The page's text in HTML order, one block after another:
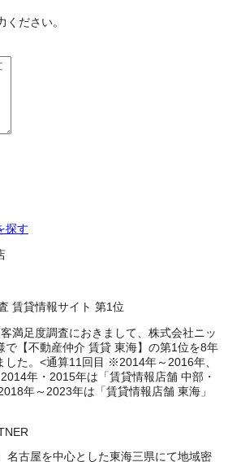
ださい。
探す
満足度調査におきまして、株式会社ニッ
で【不動産仲介 賃貸 東海】の第1位を8年
した。<通算11回目 ※2014年～2016年、
年・2015年は「賃貸情報店舗 中部・
年～2023年は「賃貸情報店舗 東海」
名古屋を中心とした東海三県にて地域密